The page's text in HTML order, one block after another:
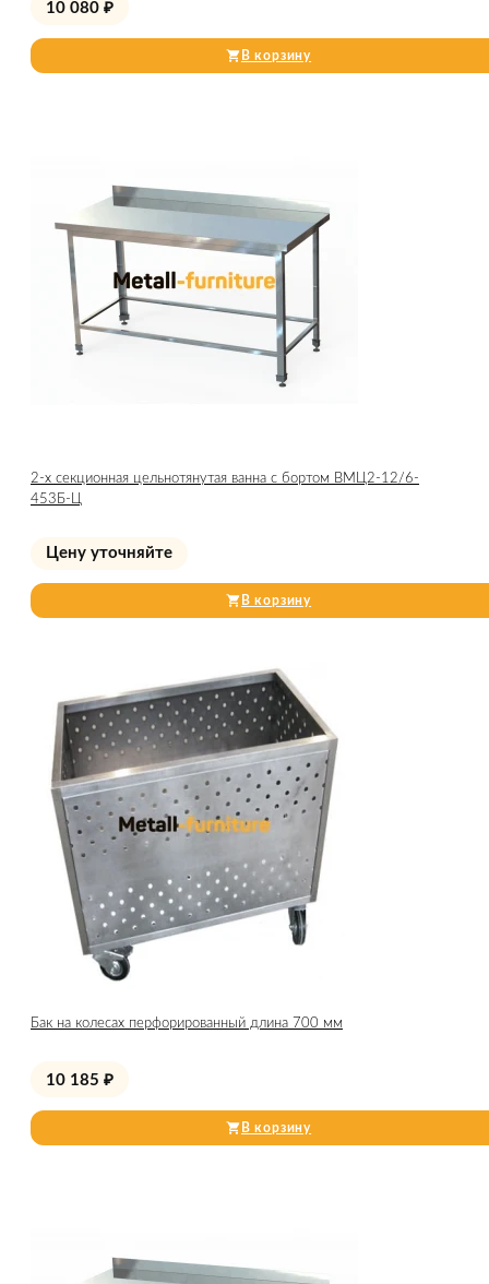
10 080 ₽
В корзину
2-х секционная цельнотянутая ванна с бортом ВМЦ2-12/6-
453Б-Ц
Цену уточняйте
В корзину
Бак на колесах перфорированный длина 700 мм
10 185 ₽
В корзину